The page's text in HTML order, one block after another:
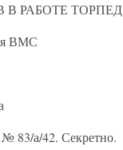
РАБОТЕ ТОРПЕД
ВМС
№ 83/а/42. Секретно.